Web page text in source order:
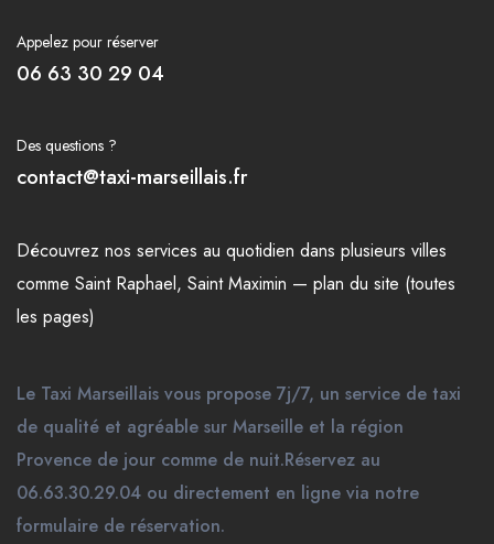
Appelez pour réserver
06 63 30 29 04
Des questions ?
contact@taxi-marseillais.fr
Découvrez nos services au quotidien dans plusieurs villes
comme Saint Raphael, Saint Maximin — plan du site (toutes
les pages)
Le Taxi Marseillais vous propose 7j/7, un service de taxi
de qualité et agréable sur Marseille et la région
Provence de jour comme de nuit.Réservez au
06.63.30.29.04 ou directement en ligne via notre
formulaire de réservation.